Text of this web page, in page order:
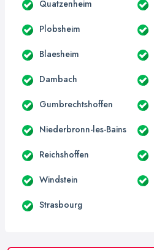
Quatzenheim
Plobsheim
Blaesheim
Dambach
Gumbrechtshoffen
Niederbronn-les-Bains
Reichshoffen
Windstein
Strasbourg